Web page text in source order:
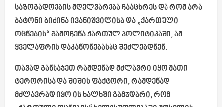
საზოგადოების მღელვარება ჩააცხრეს და რომ არა
ბატონი ბიძინა ივანიშვილისა და „ქართული
ოცნების“ გამოჩენა ქართულ პოლიტიკაში, ამ
ყველაფრის დაკანონებასაც შეძლებდნენ.
თავად განსაჯეთ რამდენად მძლავრი იყო მათი
ტერორისა და შიშის ფაქტორი, რამდენად
მძლავრად იყო ის ხალხში გამჯდარი, რომ